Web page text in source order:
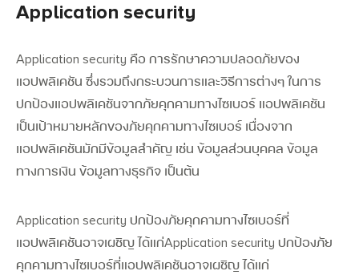
Application security
Application security คือ การรักษาความปลอดภัยของ
แอปพลิเคชัน ซึ่งรวมถึงกระบวนการและวิธีการต่างๆ ในการ
ปกป้องแอปพลิเคชันจากภัยคุกคามทางไซเบอร์ แอปพลิเคชัน
เป็นเป้าหมายหลักของภัยคุกคามทางไซเบอร์ เนื่องจาก
แอปพลิเคชันมักมีข้อมูลสำคัญ เช่น ข้อมูลส่วนบุคคล ข้อมูล
ทางการเงิน ข้อมูลทางธุรกิจ เป็นต้น
Application security ปกป้องภัยคุกคามทางไซเบอร์ที่
แอปพลิเคชันอาจเผชิญ ได้แก่Application security ปกป้องภัย
คุกคามทางไซเบอร์ที่แอปพลิเคชันอาจเผชิญ ได้แก่